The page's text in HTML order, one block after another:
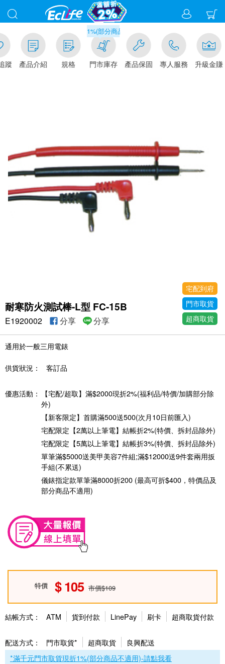
蹤 產品介紹 規格
滿千元門市取貨現折1%(部分商品不適用)-請點我看
門市庫存 產品保固 專人服務 升級金賺
耐寒防火測試棒-L型 FC-15B
宅配到府
門市取貨
超商取貨
E1920002 分享 分享
通用於一般三用電錶
供貨狀況： 客訂品
優惠活動：
【宅配/超取】滿$2000現折2%(福利品/特價/加購部分除
外)
【新客限定】首購滿500送500(次月10日前匯入)
宅配限定【2萬以上筆電】結帳折2%(特價、拆封品除外)
宅配限定【5萬以上筆電】結帳折3%(特價、拆封品除外)
單筆滿$5000送美甲美容7件組;滿$12000送9件套兩用扳
手組(不累送)
儀錶指定款單筆滿8000折200 (最高可折$400，特價品及
部分商品不適用)
特價 105 市價$109
結帳方式： ATM 貨到付款 LinePay 刷卡 超商取貨付款
配送方式： 門市取貨* 超商取貨
良興配送
*滿千元門市取貨現折1%(部分商品不適用)-請點我看